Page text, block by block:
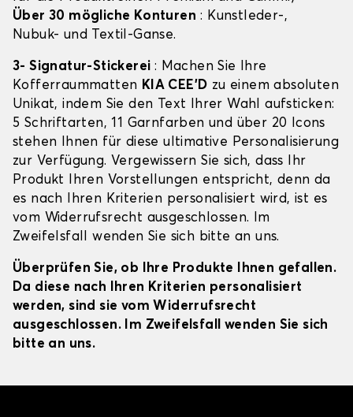
Über 30 mögliche Konturen : Kunstleder-,
Nubuk- und Textil-Ganse.
3- Signatur-Stickerei : Machen Sie Ihre
Kofferraummatten KIA CEE'D zu einem absoluten
Unikat, indem Sie den Text Ihrer Wahl aufsticken:
5 Schriftarten, 11 Garnfarben und über 20 Icons
stehen Ihnen für diese ultimative Personalisierung
zur Verfügung. Vergewissern Sie sich, dass Ihr
Produkt Ihren Vorstellungen entspricht, denn da
es nach Ihren Kriterien personalisiert wird, ist es
vom Widerrufsrecht ausgeschlossen. Im
Zweifelsfall wenden Sie sich bitte an uns.
Überprüfen Sie, ob Ihre Produkte Ihnen gefallen.
Da diese nach Ihren Kriterien personalisiert
werden, sind sie vom Widerrufsrecht
ausgeschlossen. Im Zweifelsfall wenden Sie sich
bitte an uns.